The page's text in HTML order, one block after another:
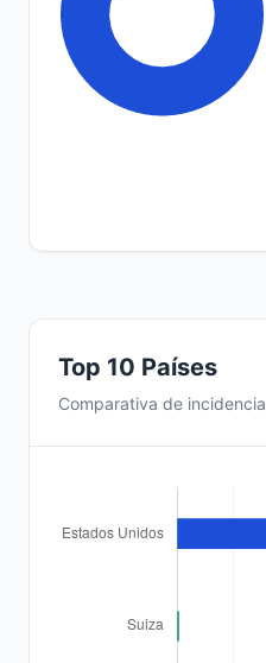
Top 10 Países
Comparativa de incidencia